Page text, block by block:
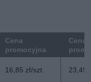
Cena
promocyjna
Cena
16,85 zł/szt. 23,49